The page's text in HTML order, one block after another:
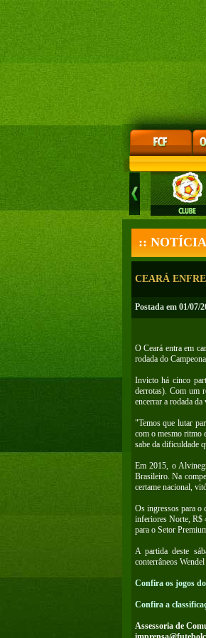
:: NOTÍCIA
CEARÁ
Postada em 01/07/
O Ceará entra em
rodada do
Invicto há cinco
derrotas). Com um
encerrar a rodada
"Temos que lutar
com o mesmo ritmo
sabe da dificuldade
Em 2015, o
Brasileiro. Na
certame nacional,
Os ingressos para o
inferiores Norte, R$
para o Setor
A partida deste
conterrâneos
Confira os jogos
Confira a
Assessoria de